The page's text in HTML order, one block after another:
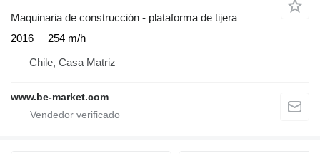
Maquinaria de construcción - plataforma de tijera
2016
254 m/h
Chile, Casa Matriz
www.be-market.com